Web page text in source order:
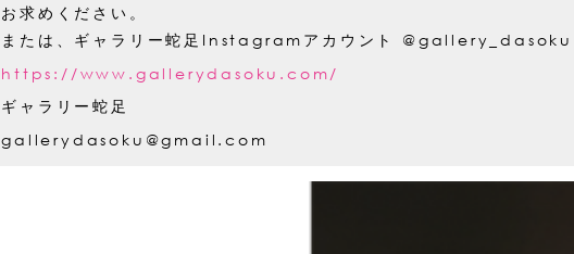
お求めください。
または、ギャラリー蛇足Instagramアカウント @gallery_dasoku
https://www.gallerydasoku.com/
ギャラリー蛇足
gallerydasoku@gmail.com